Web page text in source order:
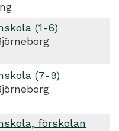
(1-6)
(7-9)
förskolan